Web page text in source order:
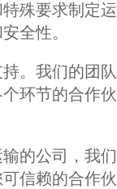
殊要求制定
全性。
我们的团队
环节的合作
公司，我们
信赖的合作